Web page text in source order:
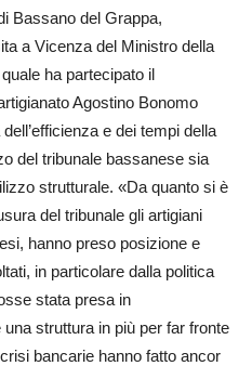
Bassano del Grappa,
a Vicenza del Ministro della
ha partecipato il
Agostino Bonomo
e dei tempi della
del tribunale bassanese sia
strutturale. «Da quanto si è
del tribunale gli artigiani
hanno preso posizione e
in particolare dalla politica
stata presa in
struttura in più per far fronte
bancarie hanno fatto ancor